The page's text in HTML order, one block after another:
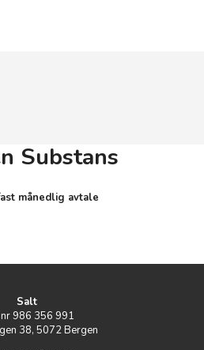
Substans
månedlig avtale
Salt
986 356 991
38, 5072 Bergen